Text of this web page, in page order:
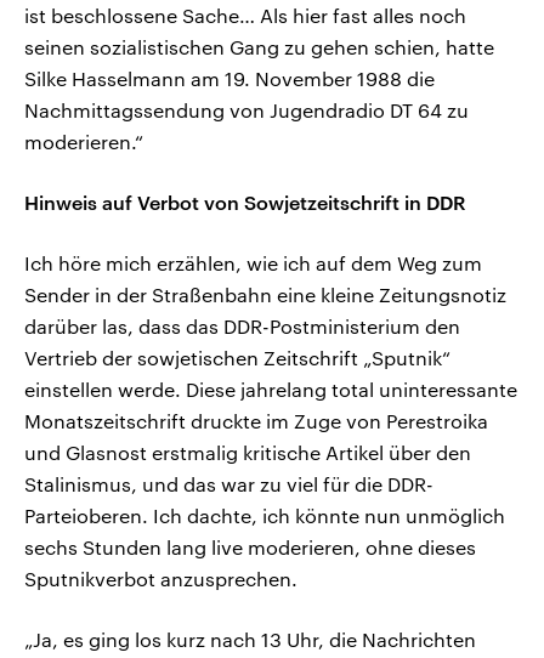
ist beschlossene Sache… Als hier fast alles noch
seinen sozialistischen Gang zu gehen schien, hatte
Silke Hasselmann am 19. November 1988 die
Nachmittagssendung von Jugendradio DT 64 zu
moderieren.“
Hinweis auf Verbot von Sowjetzeitschrift in DDR
Ich höre mich erzählen, wie ich auf dem Weg zum
Sender in der Straßenbahn eine kleine Zeitungsnotiz
darüber las, dass das DDR-Postministerium den
Vertrieb der sowjetischen Zeitschrift „Sputnik“
einstellen werde. Diese jahrelang total uninteressante
Monatszeitschrift druckte im Zuge von Perestroika
und Glasnost erstmalig kritische Artikel über den
Stalinismus, und das war zu viel für die DDR-
Parteioberen. Ich dachte, ich könnte nun unmöglich
sechs Stunden lang live moderieren, ohne dieses
Sputnikverbot anzusprechen.
„Ja, es ging los kurz nach 13 Uhr, die Nachrichten